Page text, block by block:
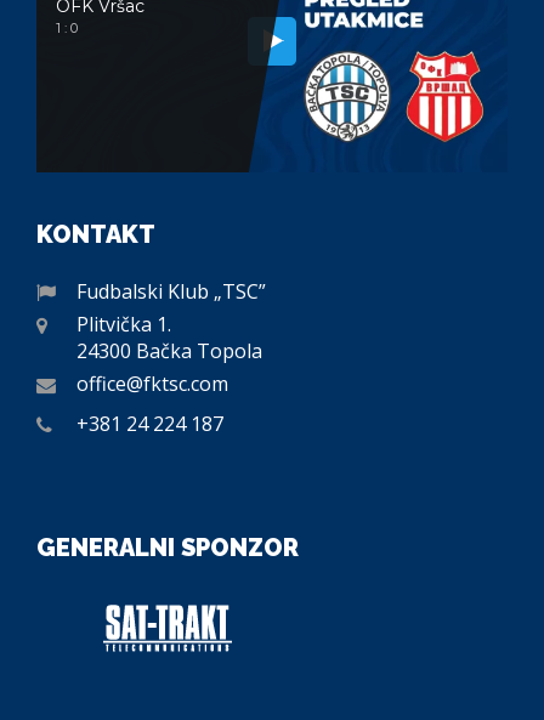
OFK Vršac
1 : 0
KONTAKT
Fudbalski Klub „TSC”
Plitvička 1.
24300 Bačka Topola
office@fktsc.com
+381 24 224 187
GENERALNI SPONZOR